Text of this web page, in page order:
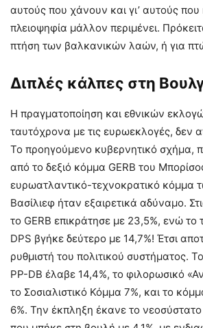
αυτούς που χάνουν και γι’ αυτούς που
πλειοψηφία μάλλον περιμένει.
πτήση των βαλκανικών λαών, ή για
Διπλές κάλπες στη
Η πραγματοποίηση και εθνικών
ταυτόχρονα με τις ευρωεκλογές, δεν
Το προηγούμενο κυβερνητικό σχήμα,
από το δεξιό κόμμα GERB του
ευρωατλαντικό-τεχνοκρατικό κόμμα
Βασίλιεφ ήταν εξαιρετικά αδύναμο.
το GERB επικράτησε με 23,5%, ενώ το
DPS βγήκε δεύτερο με 14,7%! Έτσι
ρυθμιστή του πολιτικού συστήματος.
PP-DB έλαβε 14,4%, το φιλορωσικό
το Σοσιαλιστικό Κόμμα 7%, και το
6%. Την έκπληξη έκανε το